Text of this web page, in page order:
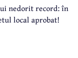
nedorit record: în
local aprobat!